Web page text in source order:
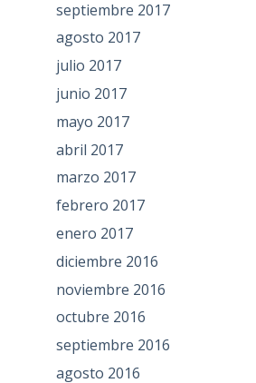
septiembre 2017
agosto 2017
julio 2017
junio 2017
mayo 2017
abril 2017
marzo 2017
febrero 2017
enero 2017
diciembre 2016
noviembre 2016
octubre 2016
septiembre 2016
agosto 2016